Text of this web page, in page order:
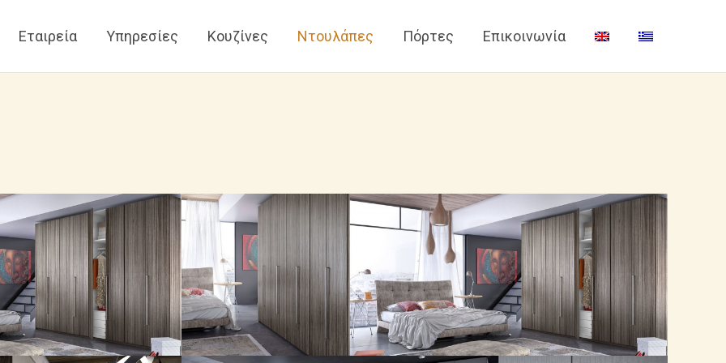
Εταιρεία Υπηρεσίες Κουζίνες Ντουλάπες Πόρτες Επικοινωνία
Hue